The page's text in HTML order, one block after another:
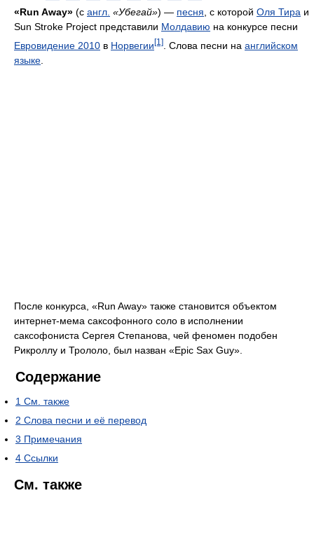
«Run Away» (с англ. «Убегай») — песня , с которой Оля Тира и
Sun Stroke Project представили Молдавию на конкурсе песни
Евровидение 2010 в Норвегии[1] . Слова песни на английском
языке
После конкурса, «Run Away» также становится объектом
интернет-мема саксофонного соло в исполнении
саксофониста Сергея Степанова, чей феномен подобен
Рикроллу и Трололо, был назван «Epic Sax Guy».
Содержание
1 См. также
2 Слова песни и её перевод
3 Примечания
4 Ссылки
См. также